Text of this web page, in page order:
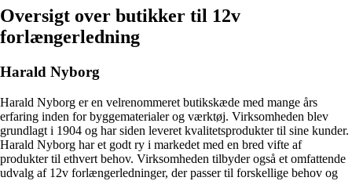
Oversigt over butikker til 12v
forlængerledning
Harald Nyborg
Harald Nyborg er en velrenommeret butikskæde med mange års
erfaring inden for byggematerialer og værktøj. Virksomheden blev
grundlagt i 1904 og har siden leveret kvalitetsprodukter til sine kunder.
Harald Nyborg har et godt ry i markedet med en bred vifte af
produkter til ethvert behov. Virksomheden tilbyder også et omfattende
udvalg af 12v forlængerledninger, der passer til forskellige behov og